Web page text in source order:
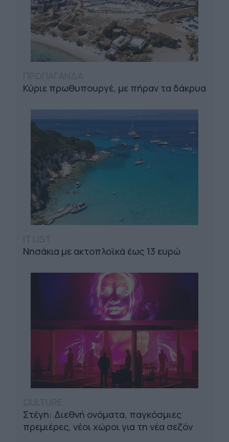
Κύριε πρωθυπουργέ, με πήραν τα δάκρυα
Νησάκια με ακτοπλοϊκά έως 13 ευρώ
Στέγη: Διεθνή ονόματα, παγκόσμιες
πρεμιέρες, νέοι χώροι για τη νέα σεζόν